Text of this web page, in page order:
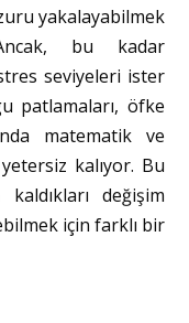
yakalayabilmek
bu kadar
seviyeleri ister
patlamaları, öfke
matematik ve
kalıyor. Bu
değişim
için farklı bir